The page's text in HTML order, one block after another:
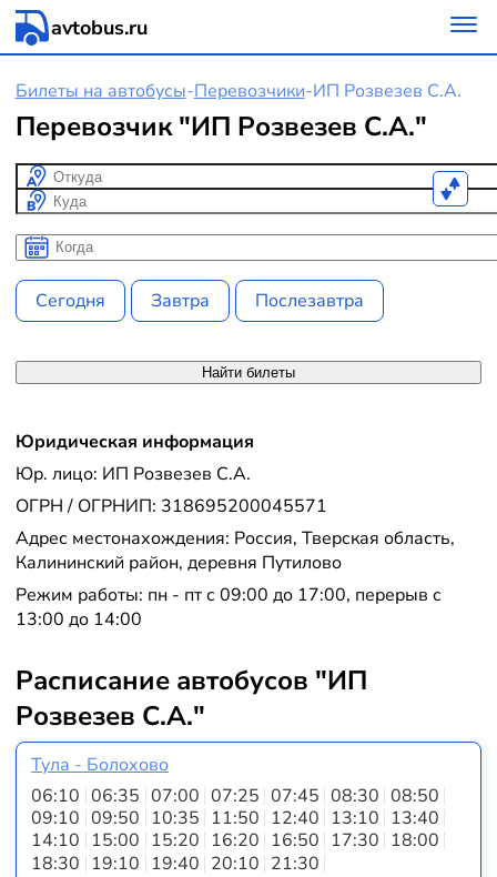
avtobus.ru
Билеты на автобусы-Перевозчики-ИП Розвезев С.А.
Перевозчик "ИП Розвезев С.А."
Откуда
Куда
Когда
Когда
Сегодня Завтра Послезавтра
Найти билеты
Юридическая информация
Юр. лицо: ИП Розвезев С.А.
ОГРН / ОГРНИП: 318695200045571
Адрес местонахождения: Россия, Тверская область,
Калининский район, деревня Путилово
Режим работы: пн - пт с 09:00 до 17:00, перерыв с
13:00 до 14:00
Расписание автобусов "ИП
Розвезев С.А."
Тула - Болохово
06:10 06:35 07:00 07:25 07:45 08:30 08:50
09:10 09:50 10:35 11:50 12:40 13:10 13:40
14:10 15:00 15:20 16:20 16:50 17:30 18:00
18:30 19:10 19:40 20:10 21:30